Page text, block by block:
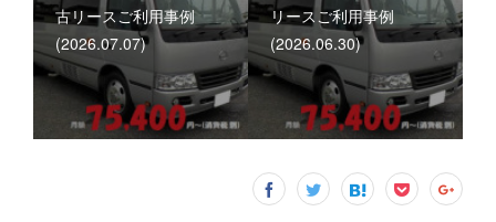
古リースご利用事例
(2026.07.07)
リースご利用事例
(2026.06.30)